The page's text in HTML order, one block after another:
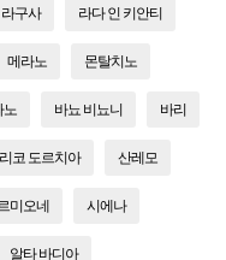
라구사 라다 인 키안티
메라노 몬탈치노
노 바뇨 비뇨니 바리
코 도르치아 산레모
미오네 시에나
알타 바디아